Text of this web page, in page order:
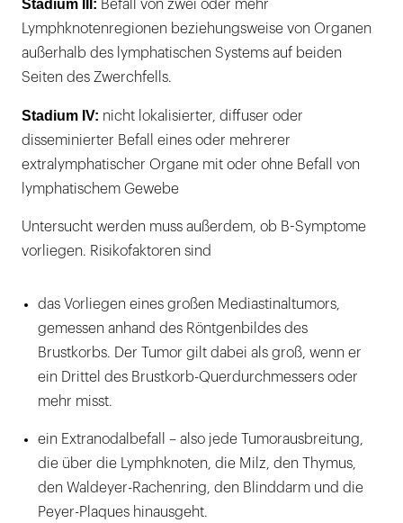
Stadium III: Befall von zwei oder mehr
Lymphknotenregionen beziehungsweise von Organen
außerhalb des lymphatischen Systems auf beiden
Seiten des Zwerchfells.
Stadium IV: nicht lokalisierter, diffuser oder
disseminierter Befall eines oder mehrerer
extralymphatischer Organe mit oder ohne Befall von
lymphatischem Gewebe
Untersucht werden muss außerdem, ob B-Symptome
vorliegen. Risikofaktoren sind
das Vorliegen eines großen Mediastinaltumors,
gemessen anhand des Röntgenbildes des
Brustkorbs. Der Tumor gilt dabei als groß, wenn er
ein Drittel des Brustkorb-Querdurchmessers oder
mehr misst.
ein Extranodalbefall – also jede Tumorausbreitung,
die über die Lymphknoten, die Milz, den Thymus,
den Waldeyer-Rachenring, den Blinddarm und die
Peyer-Plaques hinausgeht.